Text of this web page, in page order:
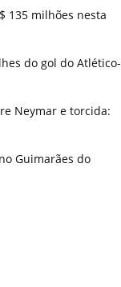
135 milhões nesta
do gol do Atlético-
Neymar e torcida:
Guimarães do